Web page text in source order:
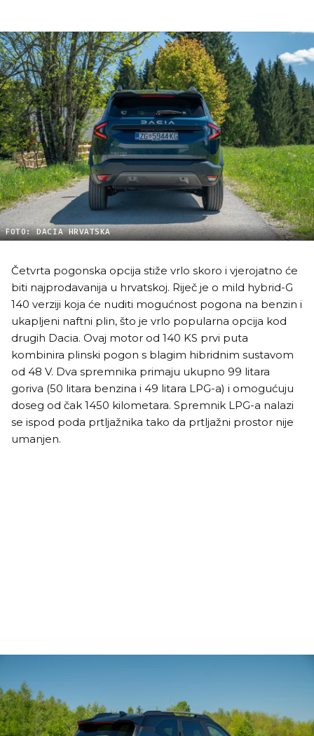
FOTO: DACIA HRVATSKA
Četvrta pogonska opcija stiže vrlo skoro i vjerojatno će
biti najprodavanija u hrvatskoj. Riječ je o mild hybrid-G
140 verziji koja će nuditi mogućnost pogona na benzin i
ukapljeni naftni plin, što je vrlo popularna opcija kod
drugih Dacia. Ovaj motor od 140 KS prvi puta
kombinira plinski pogon s blagim hibridnim sustavom
od 48 V. Dva spremnika primaju ukupno 99 litara
goriva (50 litara benzina i 49 litara LPG-a) i omogućuju
doseg od čak 1450 kilometara. Spremnik LPG-a nalazi
se ispod poda prtljažnika tako da prtljažni prostor nije
umanjen.